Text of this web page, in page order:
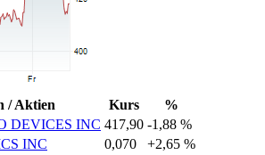
/ Aktien Kurs
%
DEVICES INC 417,90 -1,88 %
INC
0,070
+2,65 %